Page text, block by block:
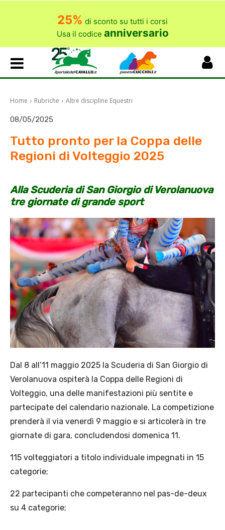
25% di sconto su tutti i corsi
Usa il codice anniversario
Home Rubriche Altre discipline Equestri
08/05/2025
Tutto pronto per la Coppa delle
Regioni di Volteggio 2025
Alla Scuderia di San Giorgio di Verolanuova
tre giornate di grande sport
Dal 8 all’11 maggio 2025 la Scuderia di San Giorgio di
Verolanuova ospiterà la Coppa delle Regioni di
Volteggio, una delle manifestazioni più sentite e
partecipate del calendario nazionale. La competizione
prenderà il via venerdì 9 maggio e si articolerà in tre
giornate di gara, concludendosi domenica 11.
115 volteggiatori a titolo individuale impegnati in 15
categorie;
22 partecipanti che competeranno nel pas-de-deux
su 4 categorie;